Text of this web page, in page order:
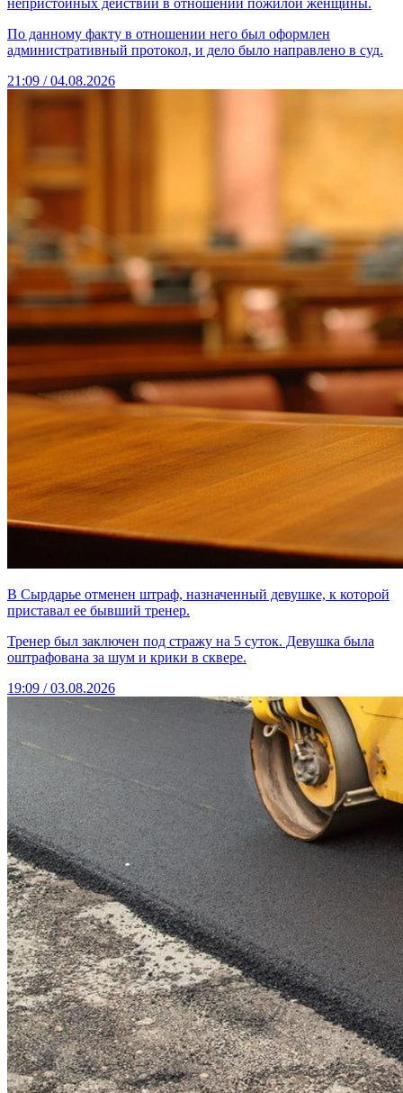
непристойных действий в отношении пожилой женщины.
По данному факту в отношении него был оформлен
административный протокол, и дело было направлено в суд.
21:09 / 04.08.2026
В Сырдарье отменен штраф, назначенный девушке, к которой
приставал ее бывший тренер.
Тренер был заключен под стражу на 5 суток. Девушка была
оштрафована за шум и крики в сквере.
19:09 / 03.08.2026